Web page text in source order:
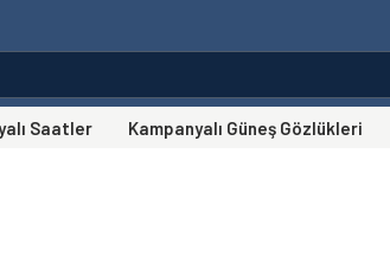
Saatler Kampanyalı Güneş Gözlükleri